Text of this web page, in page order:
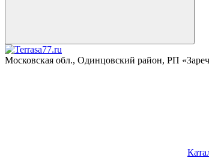
Московская обл., Одинцовский район, РП